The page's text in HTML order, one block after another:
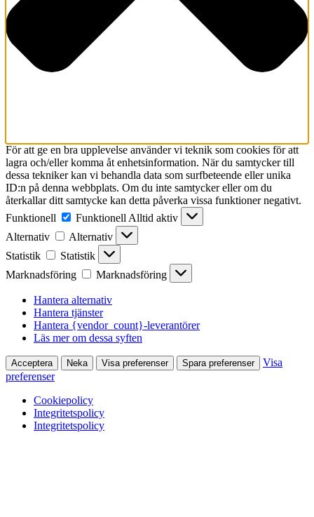
För att ge en bra upplevelse använder vi teknik som cookies för att
lagra och/eller komma åt enhetsinformation. När du samtycker till
dessa tekniker kan vi behandla data som surfbeteende eller unika
ID:n på denna webbplats. Om du inte samtycker eller om du
återkallar ditt samtycke kan detta påverka vissa funktioner negativt.
Funktionell
Funktionell Alltid aktiv
Alternativ
Alternativ
Statistik
Statistik
Marknadsföring
Marknadsföring
Hantera alternativ
Hantera tjänster
Hantera {vendor_count}-leverantörer
Läs mer om dessa syften
Acceptera Neka Visa preferenser Spara preferenser
Visa
preferenser
Cookiepolicy
Integritetspolicy
Integritetspolicy